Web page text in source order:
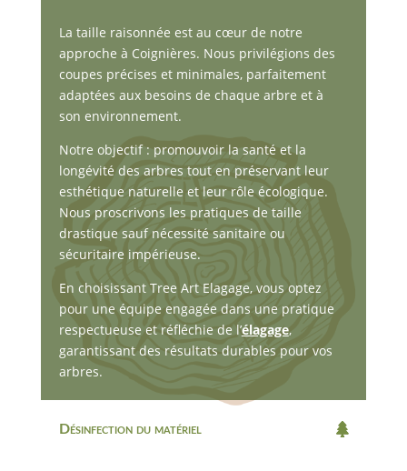
La taille raisonnée est au cœur de notre
approche à Coignières. Nous privilégions des
coupes précises et minimales, parfaitement
adaptées aux besoins de chaque arbre et à
son environnement.
Notre objectif : promouvoir la santé et la
longévité des arbres tout en préservant leur
esthétique naturelle et leur rôle écologique.
Nous proscrivons les pratiques de taille
drastique sauf nécessité sanitaire ou
sécuritaire impérieuse.
En choisissant Tree Art Elagage, vous optez
pour une équipe engagée dans une pratique
respectueuse et réfléchie de l’élagage,
garantissant des résultats durables pour vos
arbres.
Désinfection du matériel